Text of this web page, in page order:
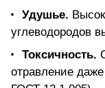
Удушье.
углеводородов
Токсичность.
отравление